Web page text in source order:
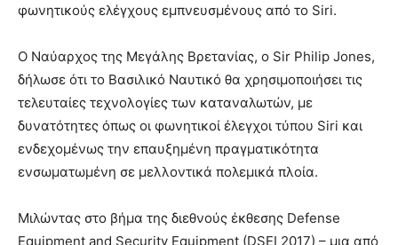
φωνητικούς ελέγχους εμπνευσμένους από το Siri.
Ο Ναύαρχος της Μεγάλης Βρετανίας, ο Sir Philip Jones,
δήλωσε ότι το Βασιλικό Ναυτικό θα χρησιμοποιήσει τις
τελευταίες τεχνολογίες των καταναλωτών, με
δυνατότητες όπως οι φωνητικοί έλεγχοι τύπου Siri και
ενδεχομένως την επαυξημένη πραγματικότητα
ενσωματωμένη σε μελλοντικά πολεμικά πλοία.
Μιλώντας στο βήμα της διεθνούς έκθεσης Defense
Equipment and Security Equipment (DSEI 2017) – μια από